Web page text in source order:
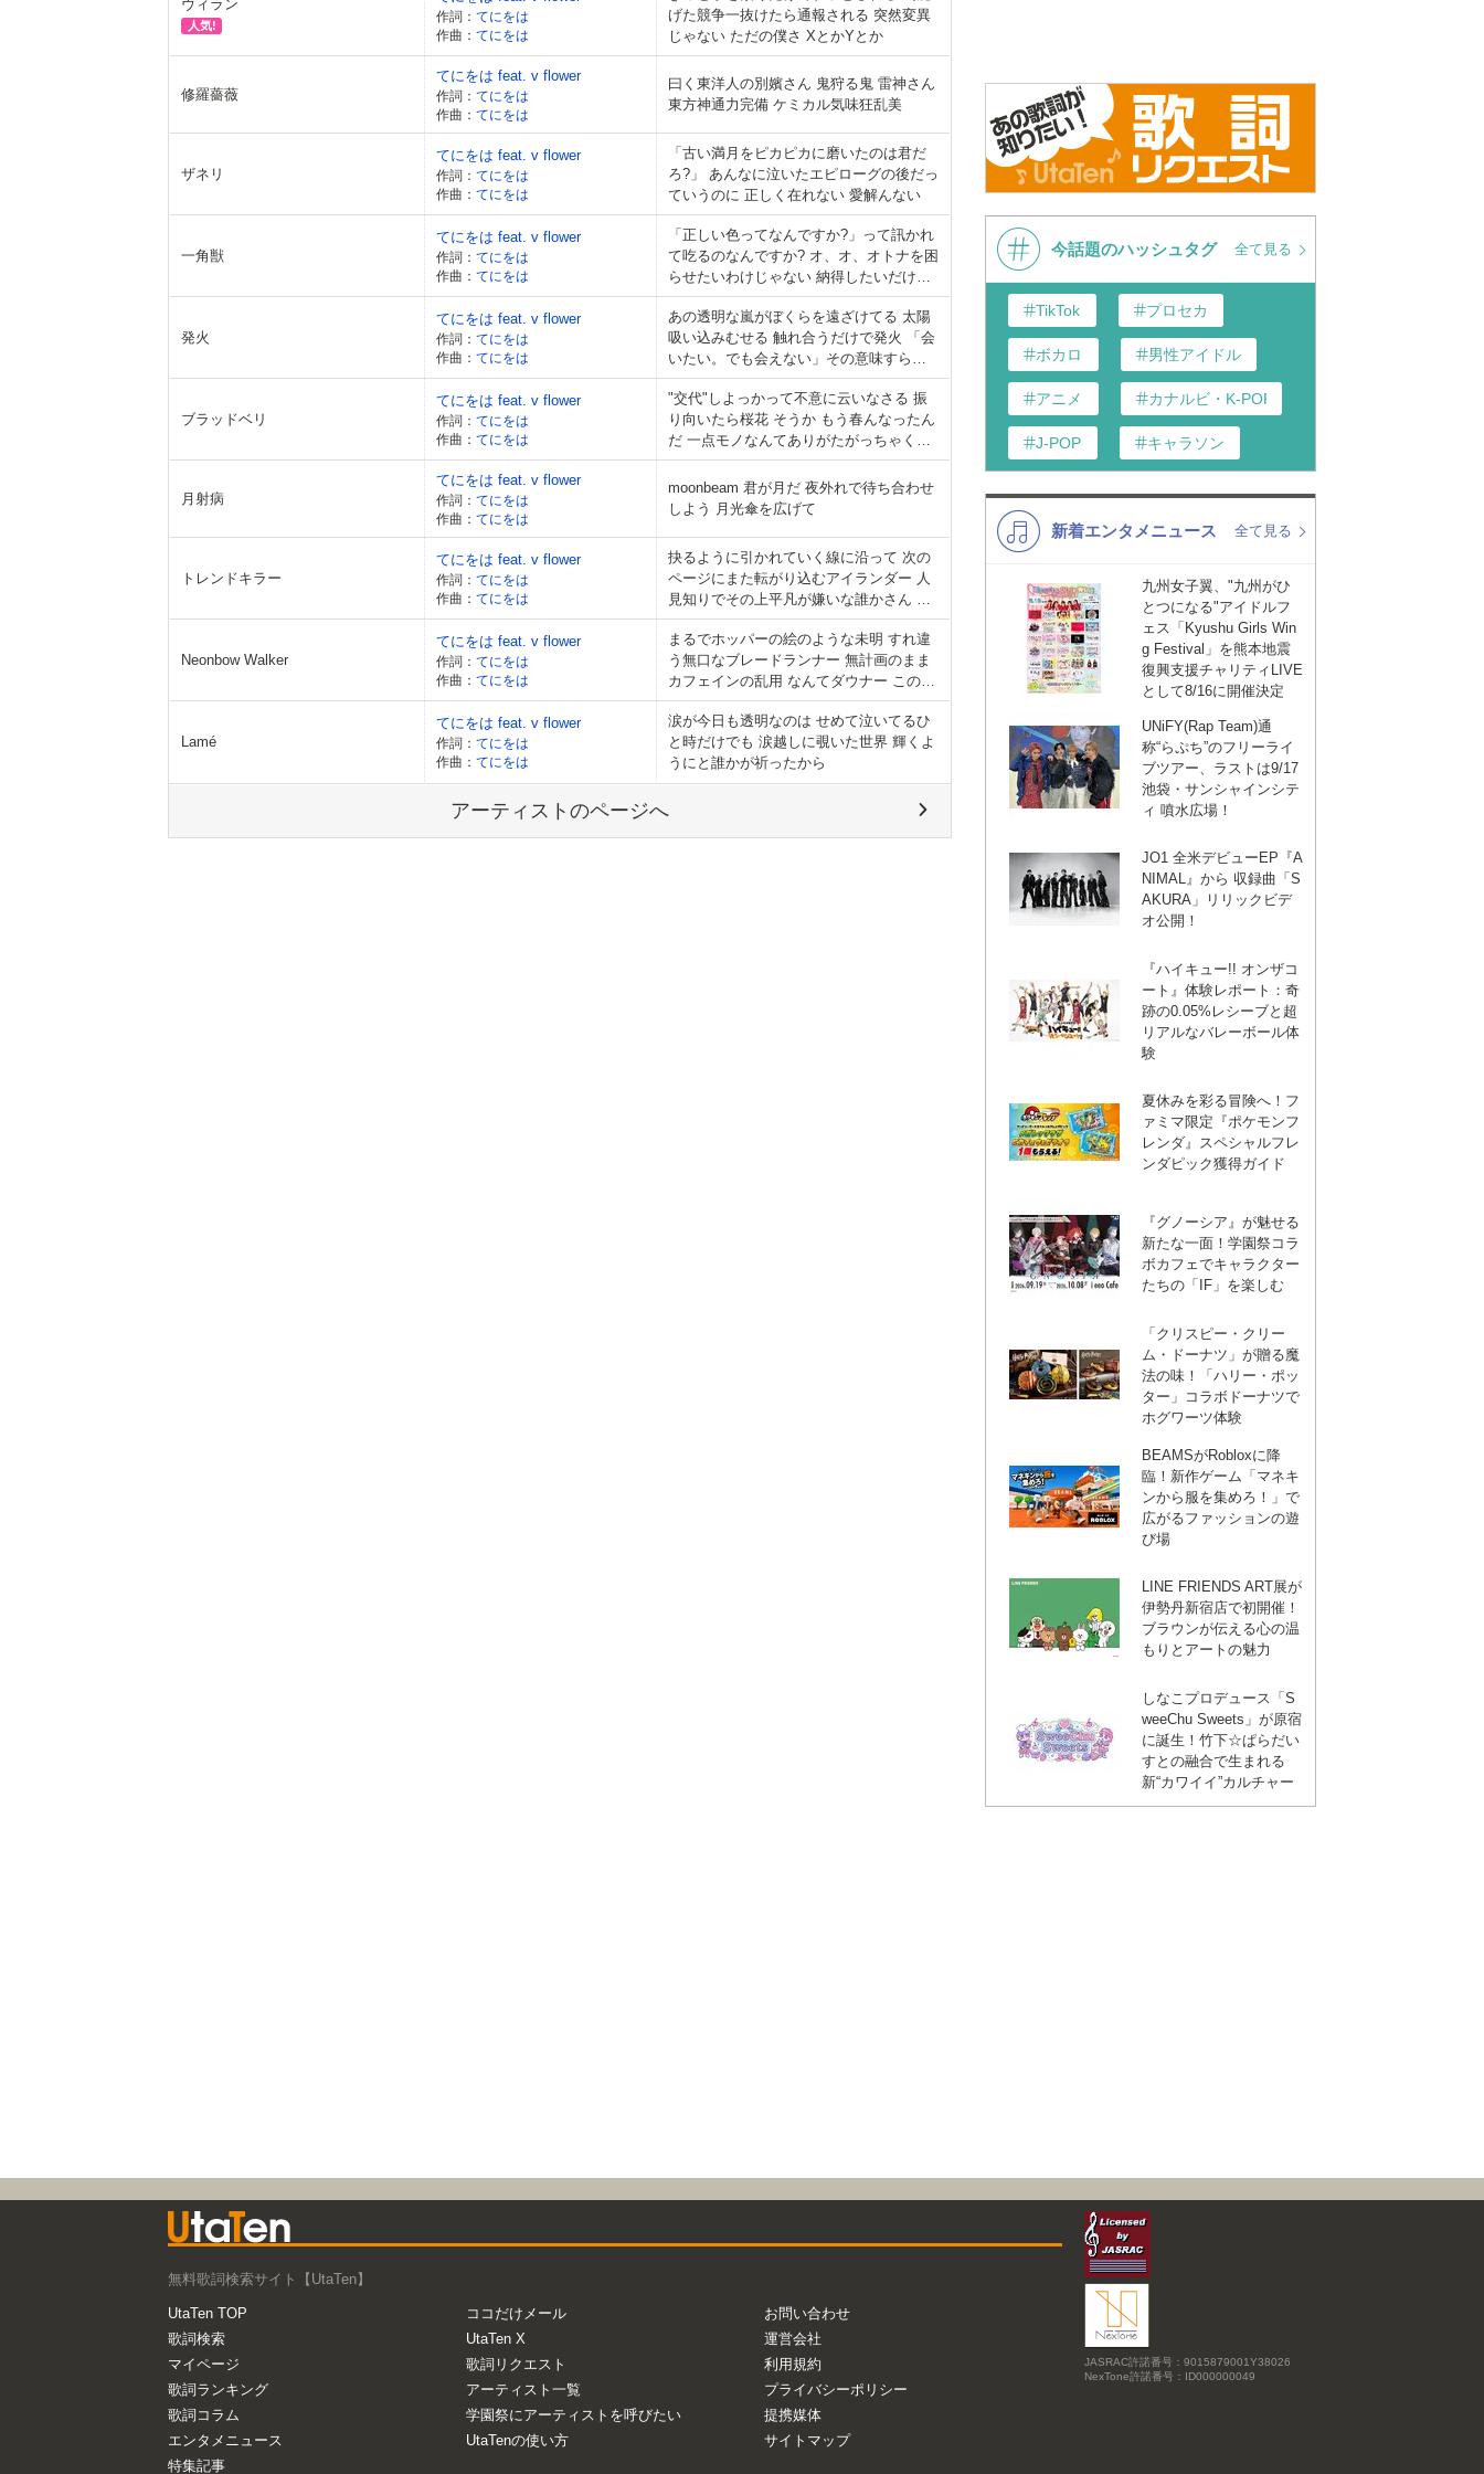
ヴィラン
人気!
作詞： てにをは
作曲： てにをは
げた競争一抜けたら通報される 突然変異
じゃない ただの僕さ XとかYとか
修羅薔薇
てにをは feat. v flower
作詞： てにをは
作曲： てにをは
曰く東洋人の別嬪さん 鬼狩る鬼 雷神さん
東方神通力完備 ケミカル気味狂乱美
ザネリ
てにをは feat. v flower
作詞： てにをは
作曲： てにをは
「古い満月をピカピカに磨いたのは君だ
ろ?」 あんなに泣いたエピローグの後だっ
ていうのに 正しく在れない 愛解んない
一角獣
てにをは feat. v flower
作詞： てにをは
作曲： てにをは
「正しい色ってなんですか?」って訊かれ
て吃るのなんですか? オ、オ、オトナを困
らせたいわけじゃない 納得したいだけ
Smileまでの距離は数mile
発火
てにをは feat. v flower
作詞： てにをは
作曲： てにをは
あの透明な嵐がぼくらを遠ざけてる 太陽
吸い込みむせる 触れ合うだけで発火 「会
いたい。でも会えない」その意味すら変
わった
ブラッドベリ
てにをは feat. v flower
作詞： てにをは
作曲： てにをは
"交代"しよっかって不意に云いなさる 振
り向いたら桜花 そうか もう春んなったん
だ 一点モノなんてありがたがっちゃくれ
ないぜ
月射病
てにをは feat. v flower
作詞： てにをは
作曲： てにをは
moonbeam 君が月だ 夜外れで待ち合わせ
しよう 月光傘を広げて
トレンドキラー
てにをは feat. v flower
作詞： てにをは
作曲： てにをは
抉るように引かれていく線に沿って 次の
ページにまた転がり込むアイランダー 人
見知りでその上平凡が嫌いな誰かさん 弾
むラブコメ×アドベンチャーと心躍るバイ
オレンス
Neonbow Walker
てにをは feat. v flower
作詞： てにをは
作曲： てにをは
まるでホッパーの絵のような未明 すれ違
う無口なブレードランナー 無計画のまま
カフェインの乱用 なんてダウナー この感
情に違法性はない
Lamé
てにをは feat. v flower
作詞： てにをは
作曲： てにをは
涙が今日も透明なのは せめて泣いてるひ
と時だけでも 涙越しに覗いた世界 輝くよ
うにと誰かが祈ったから
アーティストのページへ
今話題のハッシュタグ 全て見る
TikTok プロセカ
ボカロ 男性アイドル
アニメ カナルビ・K-POP和訳
J-POP キャラソン
K-POP 演歌・歌謡
洋楽
VTuber ディズニー
新着エンタメニュース 全て見る
九州女子翼、"九州がひ
とつになる"アイドルフ
ェス「Kyushu Girls Win
g Festival」を熊本地震
復興支援チャリティLIVE
として8/16に開催決定
UNiFY(Rap Team)通
称“らぷち”のフリーライ
ブツアー、ラストは9/17
池袋・サンシャインシテ
ィ 噴水広場！
JO1 全米デビューEP『A
NIMAL』から 収録曲「S
AKURA」リリックビデ
オ公開！
『ハイキュー!! オンザコ
ート』体験レポート：奇
跡の0.05%レシーブと超
リアルなバレーボール体
験
夏休みを彩る冒険へ！フ
ァミマ限定『ポケモンフ
レンダ』スペシャルフレ
ンダピック獲得ガイド
『グノーシア』が魅せる
新たな一面！学園祭コラ
ボカフェでキャラクター
たちの「IF」を楽しむ
「クリスピー・クリー
ム・ドーナツ」が贈る魔
法の味！「ハリー・ポッ
ター」コラボドーナツで
ホグワーツ体験
BEAMSがRobloxに降
臨！新作ゲーム「マネキ
ンから服を集めろ！」で
広がるファッションの遊
び場
LINE FRIENDS ART展が
伊勢丹新宿店で初開催！
ブラウンが伝える心の温
もりとアートの魅力
しなこプロデュース「S
weeChu Sweets」が原宿
に誕生！竹下☆ぱらだい
すとの融合で生まれる
新“カワイイ”カルチャー
無料歌詞検索サイト【UtaTen】
UtaTen TOP
歌詞検索
マイページ
歌詞ランキング
歌詞コラム
エンタメニュース
特集記事
ココだけメール
UtaTen X
歌詞リクエスト
アーティスト一覧
学園祭にアーティストを呼びたい
UtaTenの使い方
お問い合わせ
運営会社
利用規約
プライバシーポリシー
提携媒体
サイトマップ
JASRAC許諾番号：9015879001Y38026
NexTone許諾番号：ID000000049